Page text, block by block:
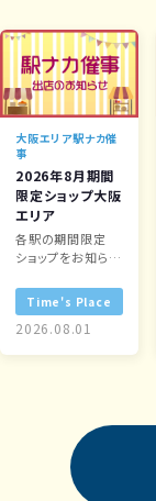
大阪エリア駅ナカ催
事
2026年8月期間
限定ショップ大阪
エリア
各駅の期間限定
ショップをお知らせ
Time's Place
2026.08.01